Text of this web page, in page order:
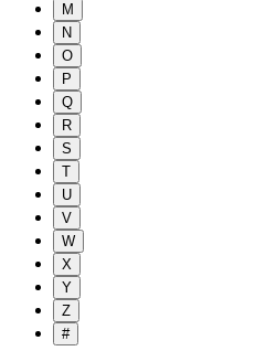
M
N
O
P
Q
R
S
T
U
V
W
X
Y
Z
#